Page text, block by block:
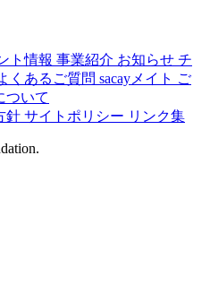
ト情報 事業紹介 お知らせ チ
くあるご質問 sacayメイト ご
ついて
針 サイトポリシー リンク集